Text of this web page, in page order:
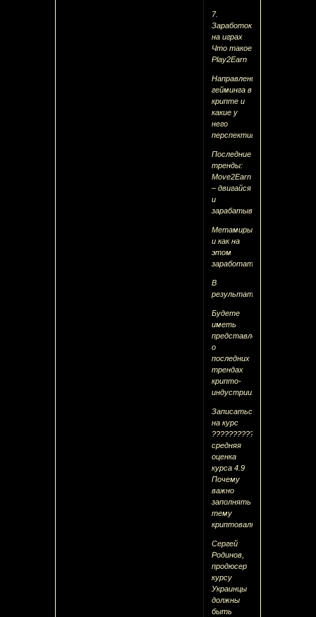
7.
Заработок
на играх
Что такое
Play2Earn
Направление
гейминга в
крипте и
какие у
него
перспективы
Последние
тренды:
Move2Earn
– двигайся
и
зарабатывай
Метамиры,
и как на
этом
заработать
В
результаті
Будете
иметь
представление
о
последних
трендах
крипто-
индустрии.
Записаться
на курс
??????????
средняя
оценка
курса 4.9
Почему
важно
заполнять
тему
криптовалют
Сергей
Родинов,
продюсер
курсу
Украинцы
должны
быть